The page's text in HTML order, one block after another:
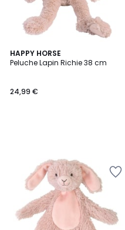
HAPPY HORSE
Peluche Lapin Richie 38 cm
24,99 €